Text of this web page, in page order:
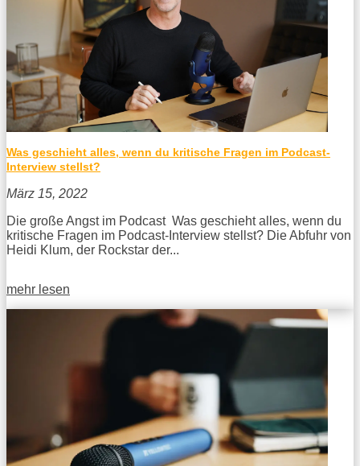
Was geschieht alles, wenn du kritische Fragen im Podcast-
Interview stellst?
März 15, 2022
Die große Angst im Podcast Was geschieht alles, wenn du
kritische Fragen im Podcast-Interview stellst? Die Abfuhr von
Heidi Klum, der Rockstar der...
mehr lesen